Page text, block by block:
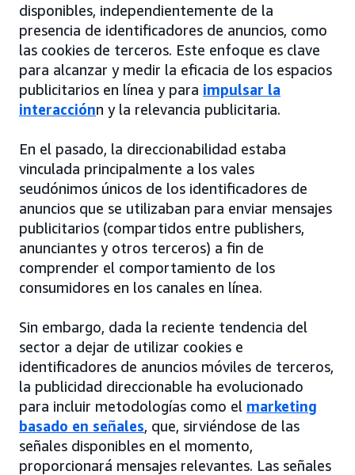
disponibles, independientemente de la
presencia de identificadores de anuncios, como
las cookies de terceros. Este enfoque es clave
para alcanzar y medir la eficacia de los espacios
publicitarios en línea y para impulsar la
interacciónn y la relevancia publicitaria.
En el pasado, la direccionabilidad estaba
vinculada principalmente a los vales
seudónimos únicos de los identificadores de
anuncios que se utilizaban para enviar mensajes
publicitarios (compartidos entre publishers,
anunciantes y otros terceros) a fin de
comprender el comportamiento de los
consumidores en los canales en línea.
Sin embargo, dada la reciente tendencia del
sector a dejar de utilizar cookies e
identificadores de anuncios móviles de terceros,
la publicidad direccionable ha evolucionado
para incluir metodologías como el marketing
basado en señales, que, sirviéndose de las
señales disponibles en el momento,
proporcionará mensajes relevantes. Las señales